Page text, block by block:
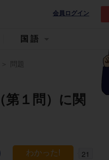
会員ログイン
国語
問題
１問）に関
21